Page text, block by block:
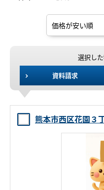
選択し
資料請求
熊本市西区花園